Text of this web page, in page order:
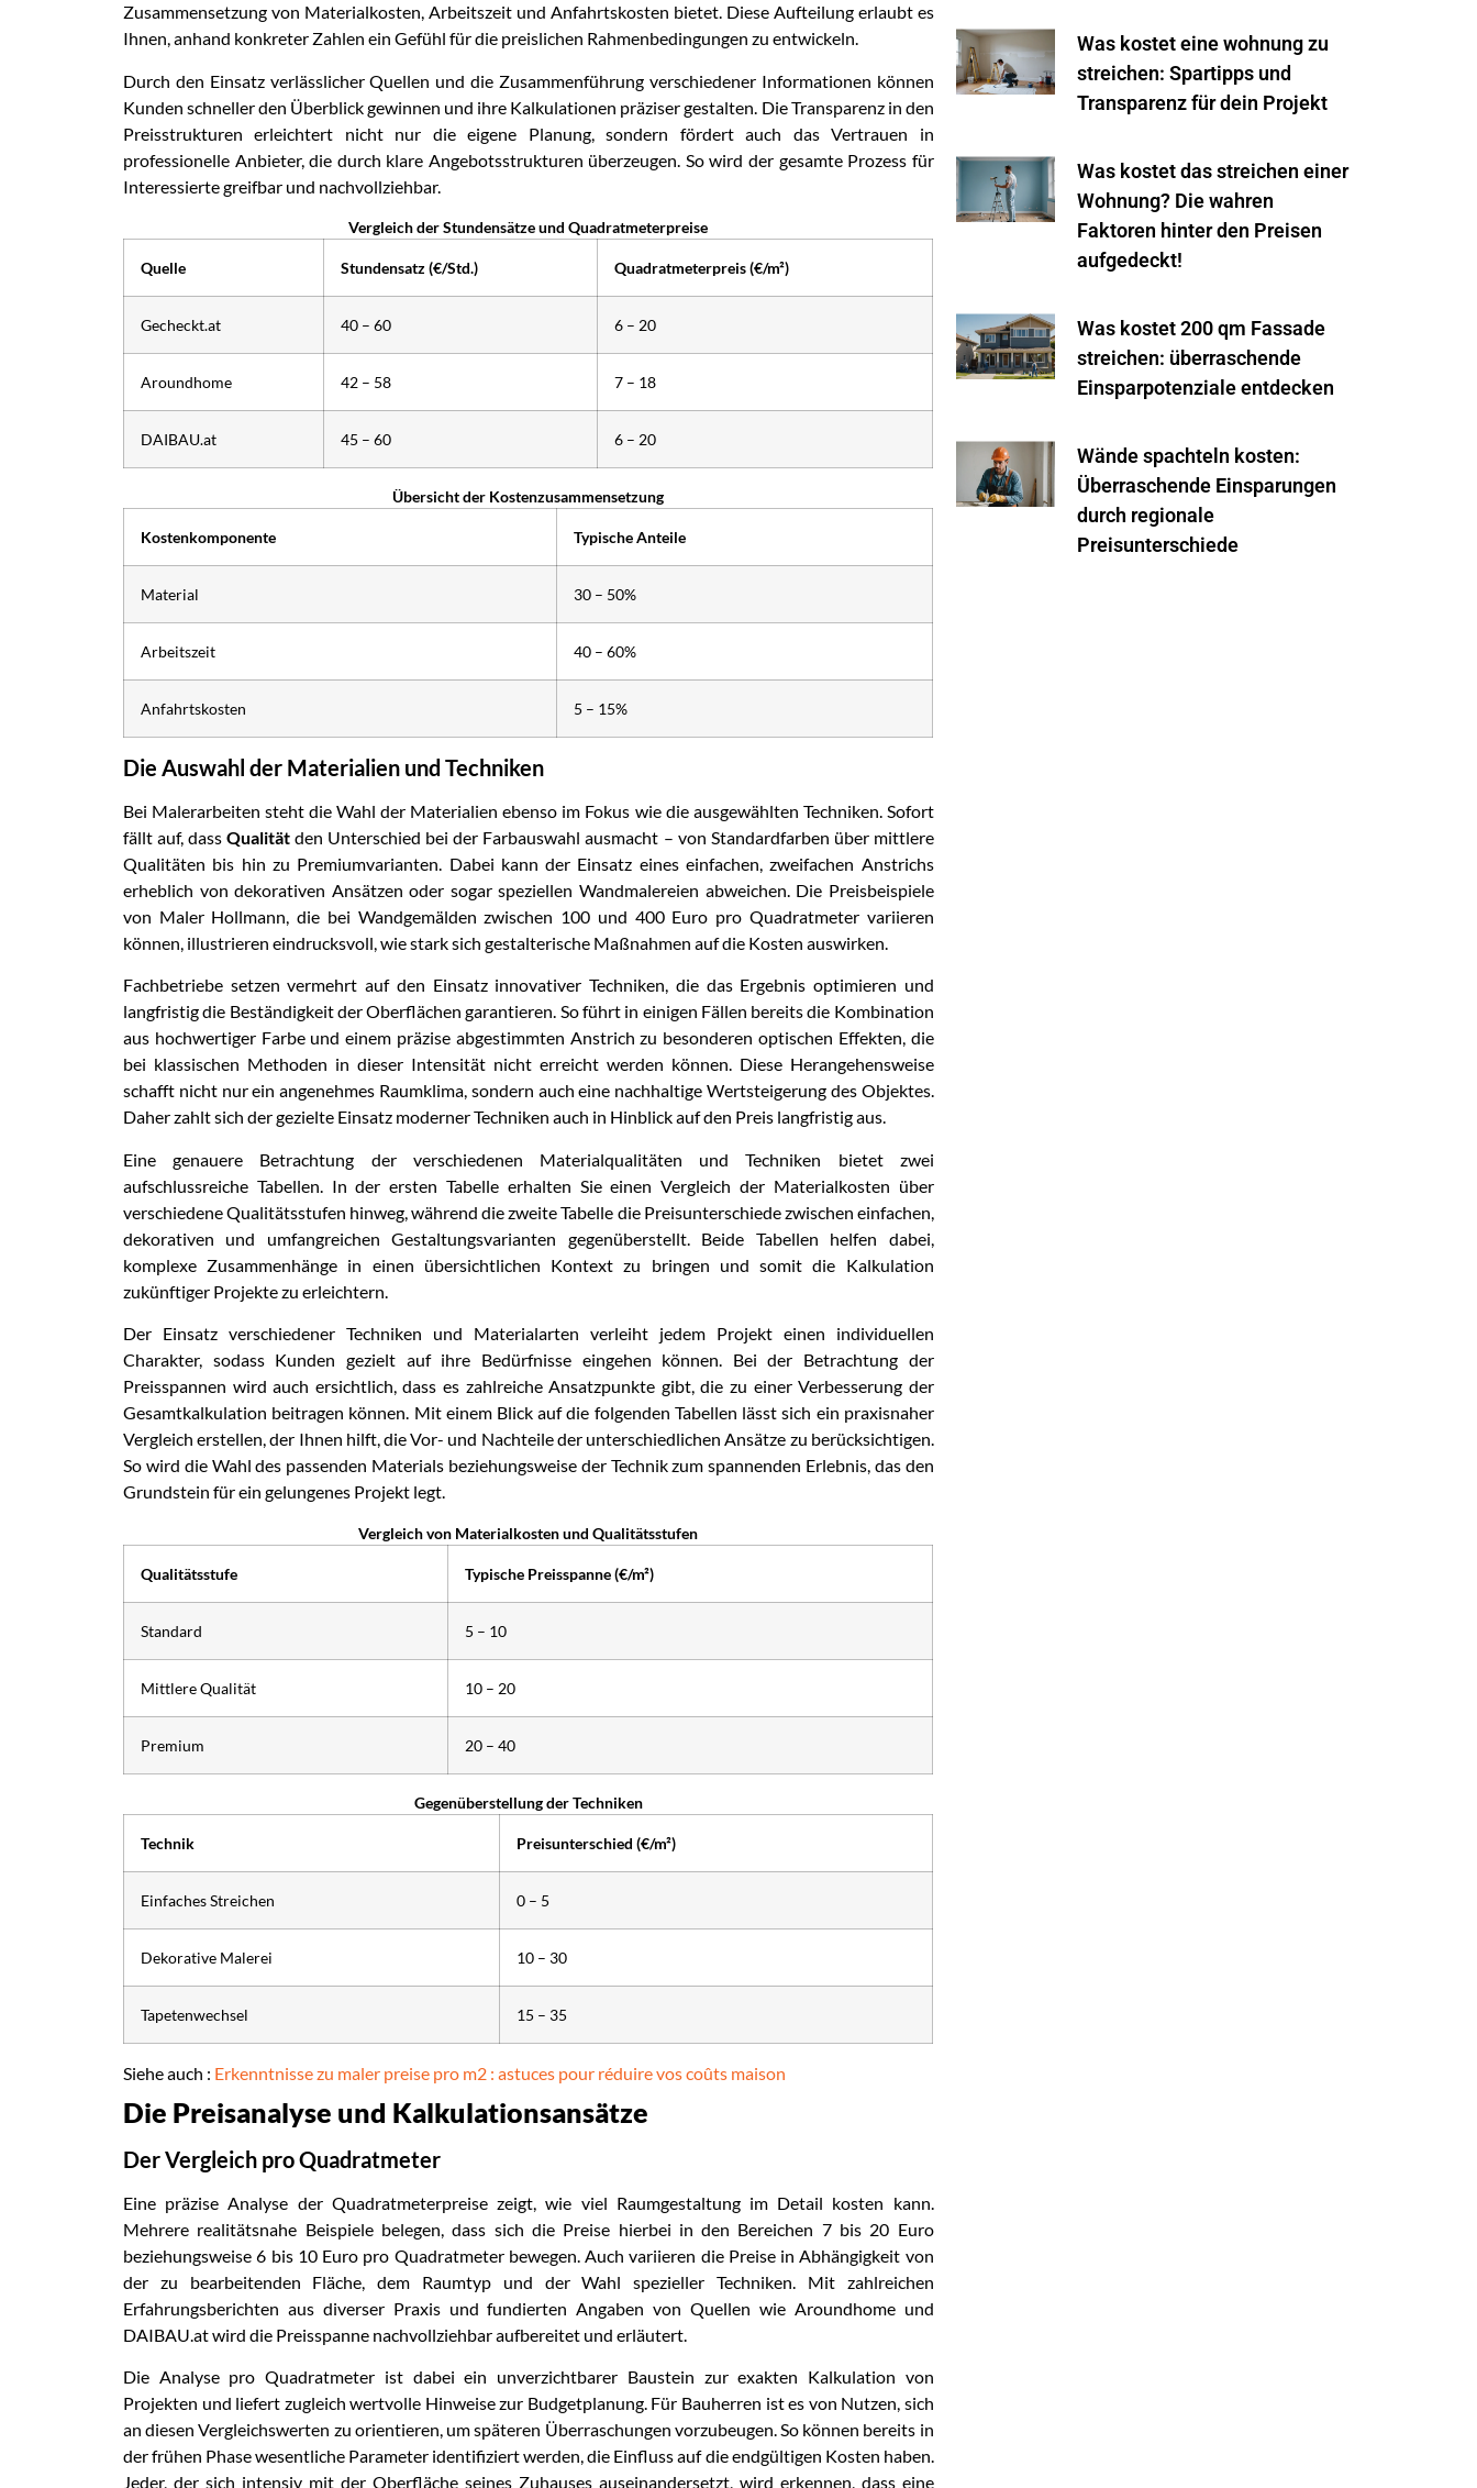
Zusammensetzung von Materialkosten, Arbeitszeit und Anfahrtskosten bietet. Diese Aufteilung erlaubt es
Ihnen, anhand konkreter Zahlen ein Gefühl für die preislichen Rahmenbedingungen zu entwickeln.
Durch den Einsatz verlässlicher Quellen und die Zusammenführung verschiedener Informationen können
Kunden schneller den Überblick gewinnen und ihre Kalkulationen präziser gestalten. Die Transparenz in den
Preisstrukturen erleichtert nicht nur die eigene Planung, sondern fördert auch das Vertrauen in
professionelle Anbieter, die durch klare Angebotsstrukturen überzeugen. So wird der gesamte Prozess für
Interessierte greifbar und nachvollziehbar.
Vergleich der Stundensätze und Quadratmeterpreise
Quelle Stundensatz (€/Std.) Quadratmeterpreis (€/m²)
Gecheckt.at 40 – 60 6 – 20
Aroundhome 42 – 58 7 – 18
DAIBAU.at 45 – 60 6 – 20
Übersicht der Kostenzusammensetzung
Kostenkomponente Typische Anteile
Material 30 – 50%
Arbeitszeit 40 – 60%
Anfahrtskosten 5 – 15%
Die Auswahl der Materialien und Techniken
Bei Malerarbeiten steht die Wahl der Materialien ebenso im Fokus wie die ausgewählten Techniken. Sofort
fällt auf, dassQualität den Unterschied bei der Farbauswahl ausmacht – von Standardfarben über mittlere
Qualitäten bis hin zu Premiumvarianten. Dabei kann der Einsatz eines einfachen, zweifachen Anstrichs
erheblich von dekorativen Ansätzen oder sogar speziellen Wandmalereien abweichen. Die Preisbeispiele
von Maler Hollmann, die bei Wandgemälden zwischen 100 und 400 Euro pro Quadratmeter variieren
können, illustrieren eindrucksvoll, wie stark sich gestalterische Maßnahmen auf die Kosten auswirken.
Fachbetriebe setzen vermehrt auf den Einsatz innovativer Techniken, die das Ergebnis optimieren und
langfristig die Beständigkeit der Oberflächen garantieren. So führt in einigen Fällen bereits die Kombination
aus hochwertiger Farbe und einem präzise abgestimmten Anstrich zu besonderen optischen Effekten, die
bei klassischen Methoden in dieser Intensität nicht erreicht werden können. Diese Herangehensweise
schafft nicht nur ein angenehmes Raumklima, sondern auch eine nachhaltige Wertsteigerung des Objektes.
Daher zahlt sich der gezielte Einsatz moderner Techniken auch in Hinblick auf den Preis langfristig aus.
Eine genauere Betrachtung der verschiedenen Materialqualitäten und Techniken bietet zwei
aufschlussreiche Tabellen. In der ersten Tabelle erhalten Sie einen Vergleich der Materialkosten über
verschiedene Qualitätsstufen hinweg, während die zweite Tabelle die Preisunterschiede zwischen einfachen,
dekorativen und umfangreichen Gestaltungsvarianten gegenüberstellt. Beide Tabellen helfen dabei,
komplexe Zusammenhänge in einen übersichtlichen Kontext zu bringen und somit die Kalkulation
zukünftiger Projekte zu erleichtern.
Der Einsatz verschiedener Techniken und Materialarten verleiht jedem Projekt einen individuellen
Charakter, sodass Kunden gezielt auf ihre Bedürfnisse eingehen können. Bei der Betrachtung der
Preisspannen wird auch ersichtlich, dass es zahlreiche Ansatzpunkte gibt, die zu einer Verbesserung der
Gesamtkalkulation beitragen können. Mit einem Blick auf die folgenden Tabellen lässt sich ein praxisnaher
Vergleich erstellen, der Ihnen hilft, die Vor- und Nachteile der unterschiedlichen Ansätze zu berücksichtigen.
So wird die Wahl des passenden Materials beziehungsweise der Technik zum spannenden Erlebnis, das den
Grundstein für ein gelungenes Projekt legt.
Vergleich von Materialkosten und Qualitätsstufen
Qualitätsstufe Typische Preisspanne (€/m²)
Standard 5 – 10
Mittlere Qualität 10 – 20
Premium 20 – 40
Gegenüberstellung der Techniken
Technik Preisunterschied (€/m²)
Einfaches Streichen 0 – 5
Dekorative Malerei 10 – 30
Tapetenwechsel 15 – 35
Siehe auch : Erkenntnisse zu maler preise pro m2 : astuces pour réduire vos coûts maison
Die Preisanalyse und Kalkulationsansätze
Der Vergleich pro Quadratmeter
Eine präzise Analyse der Quadratmeterpreise zeigt, wie viel Raumgestaltung im Detail kosten kann.
Mehrere realitätsnahe Beispiele belegen, dass sich die Preise hierbei in den Bereichen 7 bis 20 Euro
beziehungsweise 6 bis 10 Euro pro Quadratmeter bewegen. Auch variieren die Preise in Abhängigkeit von
der zu bearbeitenden Fläche, dem Raumtyp und der Wahl spezieller Techniken. Mit zahlreichen
Erfahrungsberichten aus diverser Praxis und fundierten Angaben von Quellen wie Aroundhome und
DAIBAU.at wird die Preisspanne nachvollziehbar aufbereitet und erläutert.
Die Analyse pro Quadratmeter ist dabei ein unverzichtbarer Baustein zur exakten Kalkulation von
Projekten und liefert zugleich wertvolle Hinweise zur Budgetplanung. Für Bauherren ist es von Nutzen, sich
an diesen Vergleichswerten zu orientieren, um späteren Überraschungen vorzubeugen. So können bereits in
der frühen Phase wesentliche Parameter identifiziert werden, die Einfluss auf die endgültigen Kosten haben.
Jeder, der sich intensiv mit der Oberfläche seines Zuhauses auseinandersetzt, wird erkennen, dass eine
Was kostet eine wohnung zu
streichen: Spartipps und
Transparenz für dein Projekt
Was kostet das streichen einer
Wohnung? Die wahren
Faktoren hinter den Preisen
aufgedeckt!
Was kostet 200 qm Fassade
streichen: überraschende
Einsparpotenziale entdecken
Wände spachteln kosten:
Überraschende Einsparungen
durch regionale
Preisunterschiede